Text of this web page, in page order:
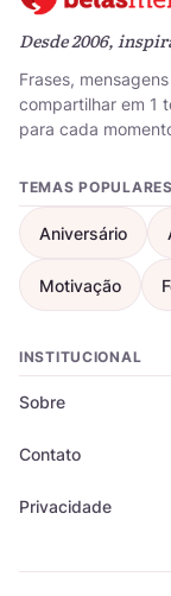
Desde 2006,
Frases,
compartilhar em 1
para cada
TEMAS POPULARES
Aniversário
Motivação
INSTITUCIONAL
Sobre
Contato
Privacidade